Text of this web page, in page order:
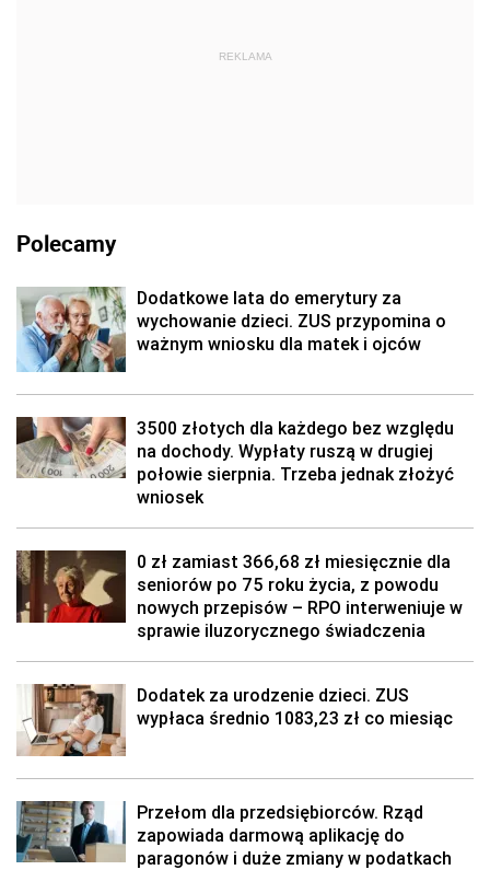
REKLAMA
Polecamy
Dodatkowe lata do emerytury za
wychowanie dzieci. ZUS przypomina o
ważnym wniosku dla matek i ojców
3500 złotych dla każdego bez względu
na dochody. Wypłaty ruszą w drugiej
połowie sierpnia. Trzeba jednak złożyć
wniosek
0 zł zamiast 366,68 zł miesięcznie dla
seniorów po 75 roku życia, z powodu
nowych przepisów – RPO interweniuje w
sprawie iluzorycznego świadczenia
Dodatek za urodzenie dzieci. ZUS
wypłaca średnio 1083,23 zł co miesiąc
Przełom dla przedsiębiorców. Rząd
zapowiada darmową aplikację do
paragonów i duże zmiany w podatkach